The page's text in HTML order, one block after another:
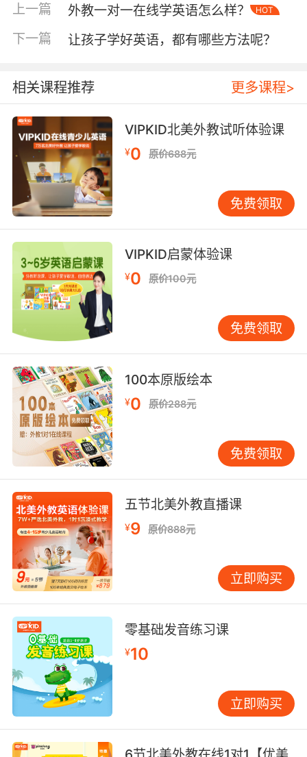
们继续， [ʃ] ，[ʒ]，[tʃ] ，[dʒ]， [tr]，[dr]，
[ts]，[dz]。好的，这些都是成对出现的清辅音，
浊辅音，接下来我们继续看一下其他的辅音[m]
理解的，这里我们看一下后鼻音怎么理解，我的
建议，可以通过一些单词来理解，比如说sin和
sing，这两个单词。我们前面的前鼻音，我们说
sin[sɪn] ，但是sing是不一样的，sing[sɪŋ] ，我
们想想，我们的发音放在了整个鼻腔的后部，
sing，[ŋ] 这样一个发音。好，我们在可以看一个
单词，比如说有一种动物叫做Mastondon,也是有
[ŋ] 这个发音，好，我们继续看其他的辅音，[h]
[r] [l]，这个[l]的发音是最需要注意的，我们发音
的时候要注意，舌尖一定要顶住我们的上颚，
[l]，比如说这个字母L，就是具有这个发音的，我
们看一下字母的名字叫做L,那字母音呢，[l]，舌
尖顶住上颚，不要放下来，我们在体会一下[l]，
好，接下来最后两个辅音是[w] [j]。
接下来我们看一下元音，元音需要注意的是单元
音跟双元音，其实很好理解，单元音就有一个元
音，双元音就是两个元音加到一起就好了，我们
看一下，[i:]、比如说beach，[biːtʃ]，就是[i:]稍
稍拉长一点，那么它对应的短元音 [ɪ]，这个一定
要注意，[ɪ]，不是简简单单把它缩短就可以了，
[ɪ]，比如说，kid，[kɪd]，我们仔细体会一下，
这个特别像字母I一样的元音应该怎么读，[ɪ]。
[ɜ:][ə]，[ɔ:] [ɒ]，[u:] [ʊ]，[ɑ:] [ʌ]，这些事长元
音跟短元音的匹配，接下来我们再看一下其他的
元音，[e]嘴小一点，嘴巴张大一点是[æ]，我们
体会一下，bed[bed]，bad[bæd]，好的，我们
最后看一下几个双元音该怎么读，比如说[ai]我可
以教大家，前面是[a]的音，再是[i]的音，我们连
起来看一下[ai]这样就发出来了一个双元音，我们
可以分开，再逐渐的连贯，最后整体来读，[ai]，
在看一个[ei][ɔi] [ɛə]、[iə]、[uə]、最后两个
[əu]，[au]。
以上就是我们对于元音，辅音的朗读，我们要注
意这几个点，辅音当中的清辅音浊辅音，声带振
动和不震动，然后还要注意我们的鼻音，接下来
元音我们需要注意的是单元音双元音，双元音我
们把单元音两个放到一起来连贯着读。
上一篇 外教一对一在线学英语怎么样？ HOT
下一篇 让孩子学好英语，都有哪些方法呢？
相关课程推荐 更多课程>
VIPKID北美外教试听体验课
¥0 原价688元
免费领取
VIPKID启蒙体验课
¥0 原价100元
免费领取
100本原版绘本
¥0 原价288元
免费领取
五节北美外教直播课
¥9 原价888元
立即购买
零基础发音练习课
¥10
立即购买